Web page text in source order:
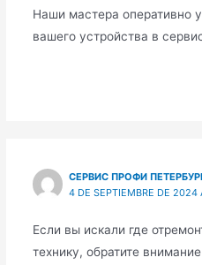
Наши мастера оперативно
вашего устройства в
СЕРВИС ПРОФИ
4 DE SEPTIEMBRE DE 2024
Если вы искали где
технику, обратите